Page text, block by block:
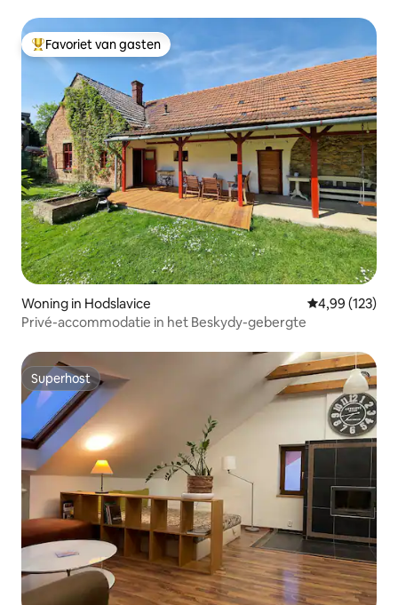
Topfavoriet van gasten
Favoriet van gasten
Woning in Hodslavice Gemiddelde
4,99 (123)
Privé-accommodatie in het Beskydy-gebergte
Superhost
Superhost